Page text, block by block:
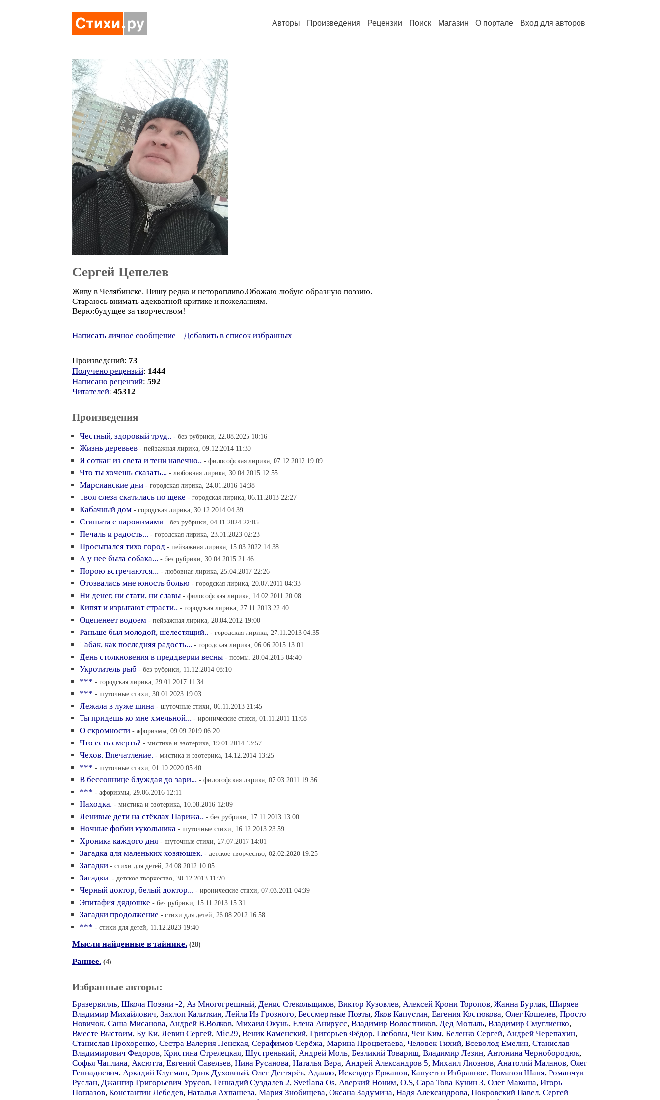
Авторы Произведения Рецензии Поиск Магазин О портале Вход для авторов
Сергей Цепелев
Живу в Челябинске. Пишу редко и неторопливо.Обожаю любую образную поэзию.
Стараюсь внимать адекватной критике и пожеланиям.
Верю:будущее за творчеством!
Написать личное сообщение Добавить в список избранных
Произведений: 73
Получено рецензий: 1444
Написано рецензий: 592
Читателей: 45312
Произведения
Честный, здоровый труд.. - без рубрики, 22.08.2025 10:16
Жизнь деревьев - пейзажная лирика, 09.12.2014 11:30
Я соткан из света и тени навечно.. - философская лирика, 07.12.2012 19:09
Что ты хочешь сказать... - любовная лирика, 30.04.2015 12:55
Марсианские дни - городская лирика, 24.01.2016 14:38
Твоя слеза скатилась по щеке - городская лирика, 06.11.2013 22:27
Кабачный дом - городская лирика, 30.12.2014 04:39
Стишата с паронимами - без рубрики, 04.11.2024 22:05
Печаль и радость... - городская лирика, 23.01.2023 02:23
Просыпался тихо город - пейзажная лирика, 15.03.2022 14:38
А у нее была собака... - без рубрики, 30.04.2015 21:46
Порою встречаются... - любовная лирика, 25.04.2017 22:26
Отозвалась мне юность болью - городская лирика, 20.07.2011 04:33
Ни денег, ни стати, ни славы - философская лирика, 14.02.2011 20:08
Кипят и изрыгают страсти.. - городская лирика, 27.11.2013 22:40
Оцепенеет водоем - пейзажная лирика, 20.04.2012 19:00
Раньше был молодой, шелестящий.. - городская лирика, 27.11.2013 04:35
Табак, как последняя радость... - городская лирика, 06.06.2015 13:01
День столкновения в преддверии весны - поэмы, 20.04.2015 04:40
Укротитель рыб - без рубрики, 11.12.2014 08:10
*** - городская лирика, 29.01.2017 11:34
*** - шуточные стихи, 30.01.2023 19:03
Лежала в луже шина - шуточные стихи, 06.11.2013 21:45
Ты придешь ко мне хмельной... - иронические стихи, 01.11.2011 11:08
О скромности - афоризмы, 09.09.2019 06:20
Что есть смерть? - мистика и эзотерика, 19.01.2014 13:57
Чехов. Впечатление. - мистика и эзотерика, 14.12.2014 13:25
*** - шуточные стихи, 01.10.2020 05:40
В бессоннице блуждая до зари... - философская лирика, 07.03.2011 19:36
*** - афоризмы, 29.06.2016 12:11
Находка. - мистика и эзотерика, 10.08.2016 12:09
Ленивые дети на стёклах Парижа.. - без рубрики, 17.11.2013 13:00
Ночные фобии кукольника - шуточные стихи, 16.12.2013 23:59
Хроника каждого дня - шуточные стихи, 27.07.2017 14:01
Загадка для маленьких хозяюшек. - детское творчество, 02.02.2020 19:25
Загадки - стихи для детей, 24.08.2012 10:05
Загадки. - детское творчество, 30.12.2013 11:20
Черный доктор, белый доктор... - иронические стихи, 07.03.2011 04:39
Эпитафия дядюшке - без рубрики, 15.11.2013 15:31
Загадки продолжение - стихи для детей, 26.08.2012 16:58
*** - стихи для детей, 11.12.2023 19:40
Мысли найденные в тайнике. (28)
Раннее. (4)
Избранные авторы:
Бразервилль, Школа Поэзии -2, Аз Многогрешный, Денис Стекольщиков, Виктор Кузовлев, Алексей Крони Торопов, Жанна Бурлак, Ширяев
Владимир Михайлович, Захлоп Калиткин, Лейла Из Грозного, Бессмертные Поэты, Яков Капустин, Евгения Костюкова, Олег Кошелев, Просто
Новичок, Саша Мисанова, Андрей В.Волков, Михаил Окунь, Елена Анирусс, Владимир Волостников, Дед Мотыль, Владимир Смуглиенко,
Вместе Выстоим, Бу Ки, Левин Сергей, Mic29, Веник Каменский, Григорьев Фёдор, Глебовы, Чен Ким, Беленко Сергей, Андрей Черепахин,
Станислав Прохоренко, Сестра Валерия Ленская, Серафимов Серёжа, Марина Процветаева, Человек Тихий, Всеволод Емелин, Станислав
Владимирович Федоров, Кристина Стрелецкая, Шустренький, Андрей Моль, Безликий Товарищ, Владимир Лезин, Антонина Чернобородюк,
Софья Чаплина, Аксютта, Евгений Савельев, Нина Русанова, Наталья Вера, Андрей Александров 5, Михаил Лиознов, Анатолий Маланов, Олег
Геннадиевич, Аркадий Клугман, Эрик Духовный, Олег Дегтярёв, Адалло, Искендер Ержанов, Капустин Избранное, Помазов Шаня, Романчук
Руслан, Джангир Григорьевич Урусов, Геннадий Суздалев 2, Svetlana Os, Аверкий Ноним, O.S, Сара Това Кунин 3, Олег Макоша, Игорь
Поглазов, Константин Лебедев, Наталья Ахпашева, Мария Знобищева, Оксана Задумина, Надя Александрова, Покровский Павел, Сергей